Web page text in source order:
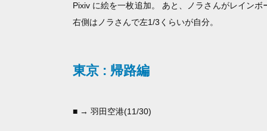
Pixiv に絵を一枚追加。 あと、ノラさんがレイン
右側はノラさんで左1/3くらいが自分。
東京 : 帰路編
■ → 羽田空港(11/30)